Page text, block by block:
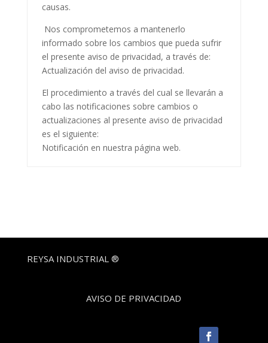
causas.
Nos comprometemos a mantenerlo
informado sobre los cambios que pueda sufrir
el presente aviso de privacidad, a través de:
Actualización del aviso de privacidad.
El procedimiento a través del cual se llevarán a
cabo las notificaciones sobre cambios o
actualizaciones al presente aviso de privacidad
es el siguiente:
Notificación en nuestra página web.
REYSA INDUSTRIAL ®
AVISO DE PRIVACIDAD